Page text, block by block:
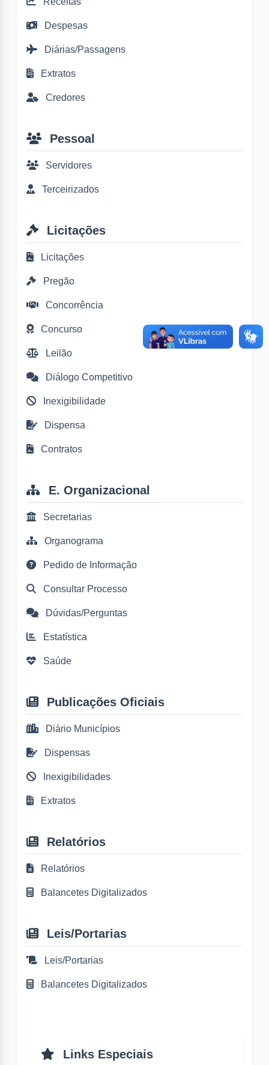
Despesas
Diárias/Passagens
Extratos
Credores
Pessoal
Servidores
Terceirizados
Licitações
Licitações
Pregão
Concorrência
Concurso
Leilão
Diálogo Competitivo
Inexigibilidade
Dispensa
Contratos
E. Organizacional
Secretarias
Organograma
Pedido de Informação
Consultar Processo
Dúvidas/Perguntas
Estatística
Saúde
Publicações Oficiais
Diário Municípios
Dispensas
Inexigibilidades
Extratos
Relatórios
Relatórios
Balancetes Digitalizados
Leis/Portarias
Leis/Portarias
Balancetes Digitalizados
Links Especiais